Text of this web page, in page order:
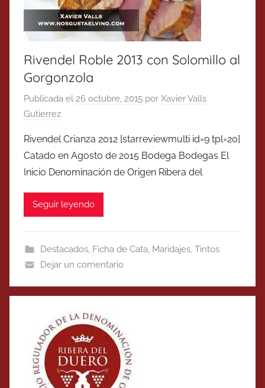
Rivendel Roble 2013 con Solomillo al
Gorgonzola
Publicada el 26 octubre, 2015 por Xavier Valls
Gutierrez
Rivendel Crianza 2012 [starreviewmulti id=9 tpl=20]
Catado en Agosto de 2015 Bodega Bodegas El
Inicio Denominación de Origen Ribera del
Seguir leyendo
Destacados, Ficha de Cata, Maridajes, Tintos
Dejar un comentario